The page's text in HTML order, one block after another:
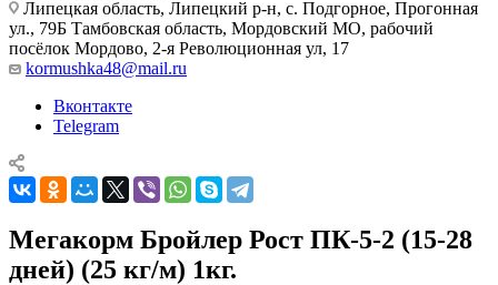
Липецкая область, Липецкий р-н, с. Подгорное, Прогонная
ул., 79Б Тамбовская область, Мордовский МО, рабочий
посёлок Мордово, 2-я Революционная ул, 17
kormushka48@mail.ru
Вконтакте
Telegram
Мегакорм Бройлер Рост ПК-5-2 (15-28
дней) (25 кг/м) 1кг.